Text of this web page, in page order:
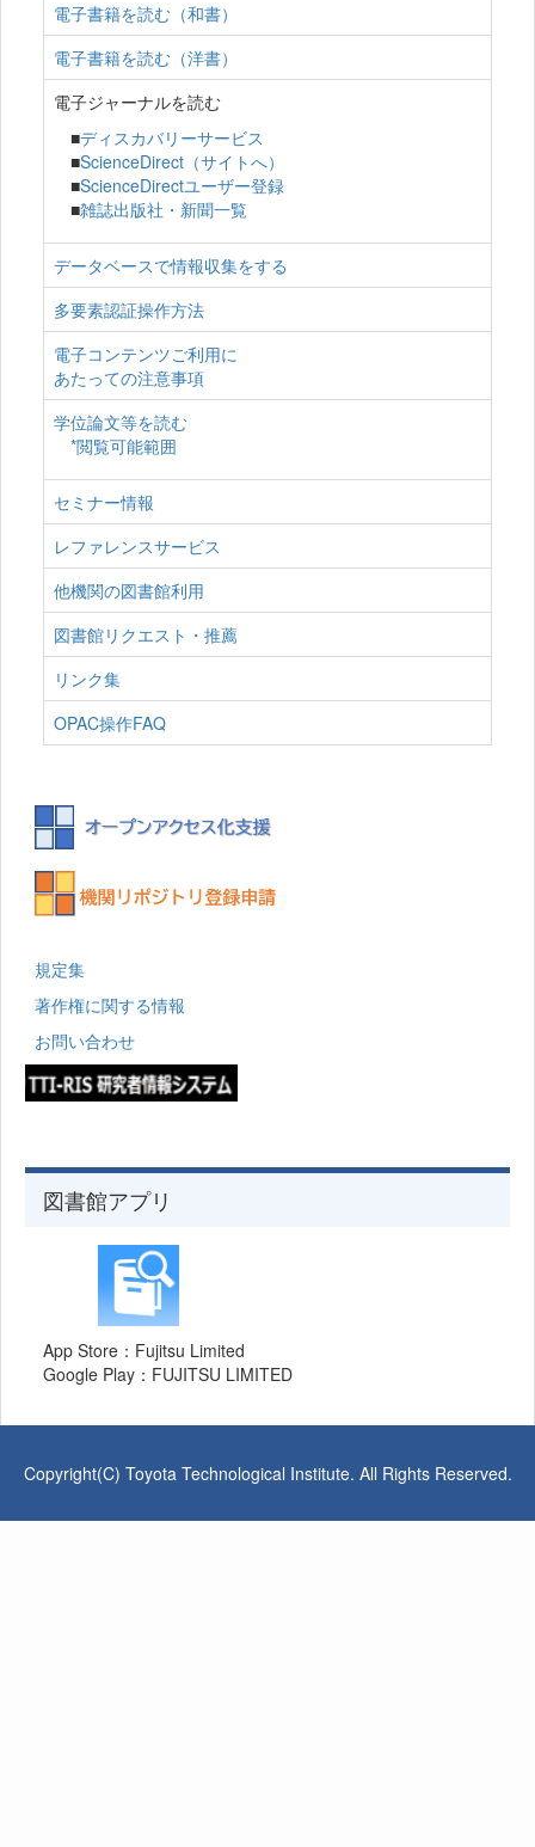
電子書籍を読む（和書）
電子書籍を読む（洋書）
電子ジャーナルを読む
■ディスカバリーサービス
■ScienceDirect（サイトへ）
■ScienceDirectユーザー登録
■雑誌出版社・新聞一覧
データベースで情報収集をする
多要素認証操作方法
電子コンテンツご利用に
あたっての注意事項
学位論文等を読む
*閲覧可能範囲
セミナー情報
レファレンスサービス
他機関の図書館利用
図書館リクエスト・推薦
リンク集
OPAC操作FAQ
規定集
著作権に関する情報
お問い合わせ
図書館アプリ
App Store：Fujitsu Limited
Google Play：FUJITSU LIMITED
Copyright(C) Toyota Technological Institute. All Rights Reserved.